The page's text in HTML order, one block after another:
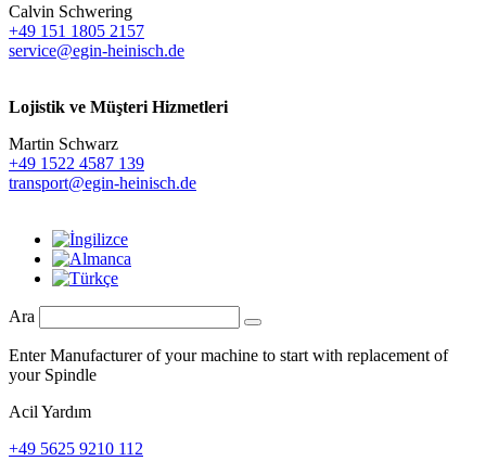
Calvin Schwering
+49 151 1805 2157
service@egin-heinisch.de
Lojistik ve Müşteri Hizmetleri
Martin Schwarz
+49 1522 4587 139
transport@egin-heinisch.de
Ara
Enter Manufacturer of your machine to start with replacement of
your Spindle
Acil Yardım
+49 5625 9210 112